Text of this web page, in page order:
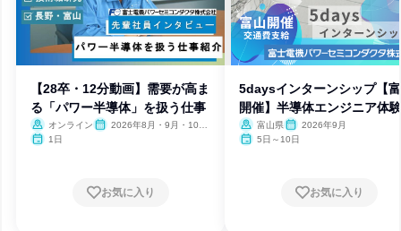
【28卒・12分動画】需要が高ま
る「パワー半導体」を扱う仕事
オンライン
2026年8月・9月・10
1日
お気に入り
5daysインターンシップ【
開催】半導体エンジニア体験
富山県
2026年9月
5日～10日
お気に入り